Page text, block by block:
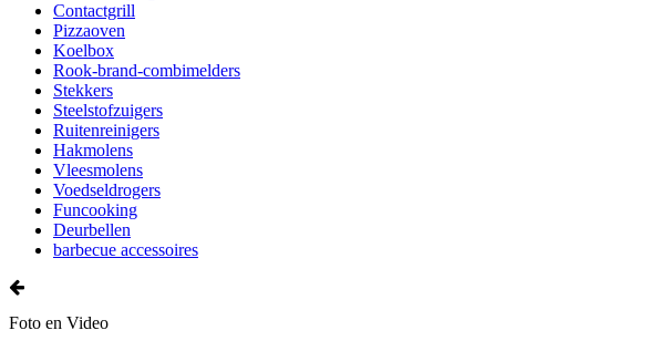
Contactgrill
Pizzaoven
Koelbox
Rook-brand-combimelders
Stekkers
Steelstofzuigers
Ruitenreinigers
Hakmolens
Vleesmolens
Voedseldrogers
Funcooking
Deurbellen
barbecue accessoires
Foto en Video